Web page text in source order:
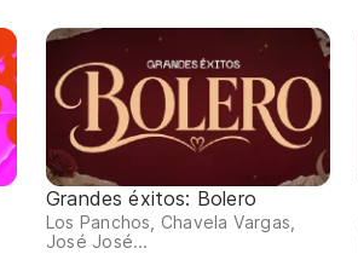
Grandes éxitos: Bolero
Los Panchos, Chavela Vargas,
José José...